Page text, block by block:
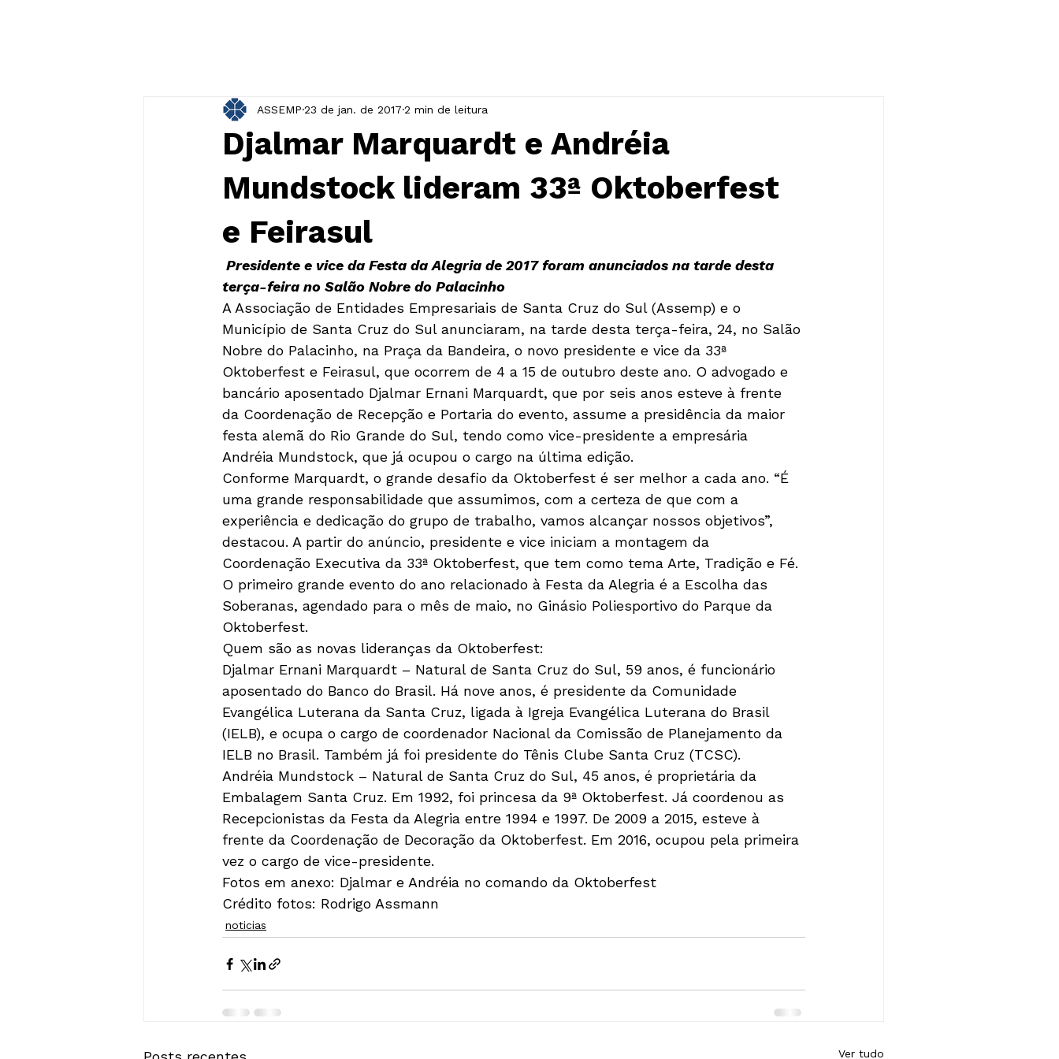
Djalmar Marquardt e Andréia
Mundstock lideram 33ª Oktoberfest
e Feirasul
ASSEMP 23 de jan. de 2017 2 min de leitura
Presidente e vice da Festa da Alegria de 2017 foram anunciados na tarde desta
terça-feira no Salão Nobre do Palacinho
A Associação de Entidades Empresariais de Santa Cruz do Sul (Assemp) e o
Município de Santa Cruz do Sul anunciaram, na tarde desta terça-feira, 24, no Salão
Nobre do Palacinho, na Praça da Bandeira, o novo presidente e vice da 33ª
Oktoberfest e Feirasul, que ocorrem de 4 a 15 de outubro deste ano. O advogado e
bancário aposentado Djalmar Ernani Marquardt, que por seis anos esteve à frente
da Coordenação de Recepção e Portaria do evento, assume a presidência da maior
festa alemã do Rio Grande do Sul, tendo como vice-presidente a empresária
Andréia Mundstock, que já ocupou o cargo na última edição.
Conforme Marquardt, o grande desafio da Oktoberfest é ser melhor a cada ano. “É
uma grande responsabilidade que assumimos, com a certeza de que com a
experiência e dedicação do grupo de trabalho, vamos alcançar nossos objetivos”,
destacou. A partir do anúncio, presidente e vice iniciam a montagem da
Coordenação Executiva da 33ª Oktoberfest, que tem como tema Arte, Tradição e Fé.
O primeiro grande evento do ano relacionado à Festa da Alegria é a Escolha das
Soberanas, agendado para o mês de maio, no Ginásio Poliesportivo do Parque da
Oktoberfest.
Quem são as novas lideranças da Oktoberfest:
Djalmar Ernani Marquardt – Natural de Santa Cruz do Sul, 59 anos, é funcionário
aposentado do Banco do Brasil. Há nove anos, é presidente da Comunidade
Evangélica Luterana da Santa Cruz, ligada à Igreja Evangélica Luterana do Brasil
(IELB), e ocupa o cargo de coordenador Nacional da Comissão de Planejamento da
IELB no Brasil. Também já foi presidente do Tênis Clube Santa Cruz (TCSC).
Andréia Mundstock – Natural de Santa Cruz do Sul, 45 anos, é proprietária da
Embalagem Santa Cruz. Em 1992, foi princesa da 9ª Oktoberfest. Já coordenou as
Recepcionistas da Festa da Alegria entre 1994 e 1997. De 2009 a 2015, esteve à
frente da Coordenação de Decoração da Oktoberfest. Em 2016, ocupou pela primeira
vez o cargo de vice-presidente.
Fotos em anexo: Djalmar e Andréia no comando da Oktoberfest
Crédito fotos: Rodrigo Assmann
noticias
Ver tudo